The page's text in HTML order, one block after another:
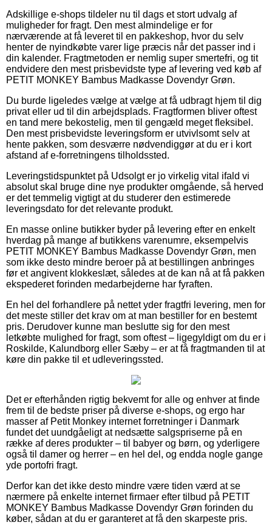
Adskillige e-shops tildeler nu til dags et stort udvalg af
muligheder for fragt. Den mest almindelige er for
nærværende at få leveret til en pakkeshop, hvor du selv
henter de nyindkøbte varer lige præcis når det passer ind i
din kalender. Fragtmetoden er nemlig super smertefri, og tit
endvidere den mest prisbevidste type af levering ved køb af
PETIT MONKEY Bambus Madkasse Dovendyr Grøn.
Du burde ligeledes vælge at vælge at få udbragt hjem til dig
privat eller ud til din arbejdsplads. Fragtformen bliver oftest
en tand mere bekostelig, men til gengæld meget fleksibel.
Den mest prisbevidste leveringsform er utvivlsomt selv at
hente pakken, som desværre nødvendiggør at du er i kort
afstand af e-forretningens tilholdssted.
Leveringstidspunktet på Udsolgt er jo virkelig vital ifald vi
absolut skal bruge dine nye produkter omgående, så herved
er det temmelig vigtigt at du studerer den estimerede
leveringsdato for det relevante produkt.
En masse online butikker byder på levering efter en enkelt
hverdag på mange af butikkens varenumre, eksempelvis
PETIT MONKEY Bambus Madkasse Dovendyr Grøn, men
som ikke desto mindre beroer på at bestillingen anbringes
før et angivent klokkeslæt, således at de kan nå at få pakken
ekspederet forinden medarbejderne har fyraften.
En hel del forhandlere på nettet yder fragtfri levering, men for
det meste stiller det krav om at man bestiller for en bestemt
pris. Derudover kunne man beslutte sig for den mest
letkøbte mulighed for fragt, som oftest – ligegyldigt om du er i
Roskilde, Kalundborg eller Sæby – er at få fragtmanden til at
køre din pakke til et udleveringssted.
Det er efterhånden rigtig bekvemt for alle og enhver at finde
frem til de bedste priser på diverse e-shops, og ergo har
masser af Petit Monkey internet forretninger i Danmark
fundet det uundgåeligt at nedsætte salgspriserne på en
række af deres produkter – til babyer og børn, og yderligere
også til damer og herrer – en hel del, og endda nogle gange
yde portofri fragt.
Derfor kan det ikke desto mindre være tiden værd at se
nærmere på enkelte internet firmaer efter tilbud på PETIT
MONKEY Bambus Madkasse Dovendyr Grøn forinden du
køber, sådan at du er garanteret at få den skarpeste pris.